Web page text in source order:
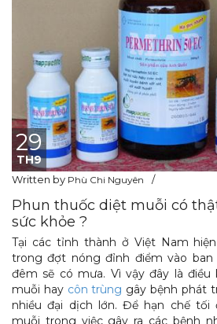
29
TH9
Written by Phù Chi Nguyên
Phun thuốc diệt muỗi có
sức khỏe ?
Tại các tỉnh thành ở Việt Nam
trong đợt nóng đỉnh điểm vào
đêm sẽ có mưa. Vì vậy đây là
muỗi hay côn trùng gây bệnh phát
nhiều đại dịch lớn. Để hạn chế tối
muỗi trong việc gây ra các bệnh